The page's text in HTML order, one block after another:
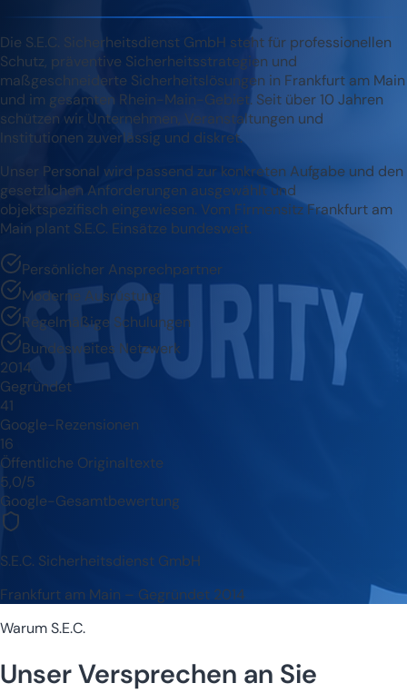
Die S.E.C. Sicherheitsdienst GmbH steht für professionellen
Schutz, präventive Sicherheitsstrategien und
maßgeschneiderte Sicherheitslösungen in Frankfurt am Main
und im gesamten Rhein-Main-Gebiet. Seit über 10 Jahren
schützen wir Unternehmen, Veranstaltungen und
Institutionen zuverlässig und diskret.
Unser Personal wird passend zur konkreten Aufgabe und den
gesetzlichen Anforderungen ausgewählt und
objektspezifisch eingewiesen. Vom Firmensitz Frankfurt am
Main plant S.E.C. Einsätze bundesweit.
Persönlicher Ansprechpartner
Moderne Ausrüstung
Regelmäßige Schulungen
Bundesweites Netzwerk
2014
Gegründet
41
Google-Rezensionen
16
Öffentliche Originaltexte
5,0/5
Google-Gesamtbewertung
S.E.C. Sicherheitsdienst GmbH
Frankfurt am Main – Gegründet 2014
Warum S.E.C.
Unser Versprechen an Sie